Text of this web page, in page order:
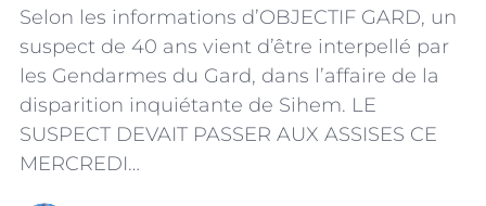
Selon les informations d’OBJECTIF GARD, un
suspect de 40 ans vient d’être interpellé par
les Gendarmes du Gard, dans l’affaire de la
disparition inquiétante de Sihem. LE
SUSPECT DEVAIT PASSER AUX ASSISES CE
MERCREDI…